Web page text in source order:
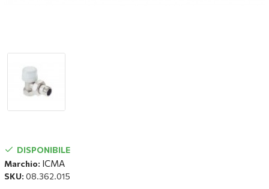
DISPONIBILE
Marchio: ICMA
SKU: 08.362.015